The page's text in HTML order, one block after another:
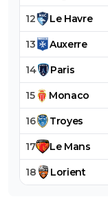
12 Le Havre
13 Auxerre
14 Paris
15 Monaco
16 Troyes
17 Le Mans
18 Lorient